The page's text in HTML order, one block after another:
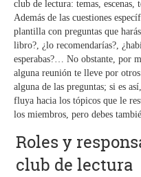
club de lectura: temas,
Además de las cuestiones
plantilla con preguntas que
libro?, ¿lo recomendarías?,
esperabas?… No obstante, por
alguna reunión te lleve por
alguna de las preguntas; si es
fluya hacia los tópicos que le
los miembros, pero debes
Roles y
club de lectura